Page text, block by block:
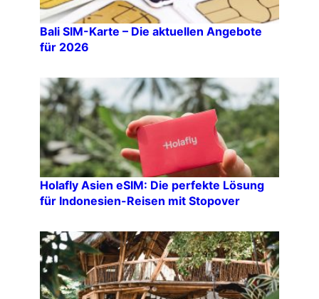
Bali SIM-Karte – Die aktuellen Angebote
für 2026
Holafly Asien eSIM: Die perfekte Lösung
für Indonesien-Reisen mit Stopover